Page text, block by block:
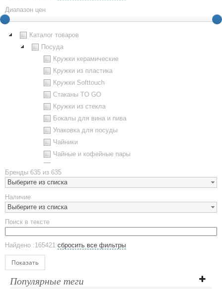
Диапазон цен
Каталог товаров
Посуда
Кружки керамические
Кружки из пластика
Кружки Softtouch
Стаканы TO GO
Кружки из стекла
Бокалы для вина и пива
Упаковка для посуды
Чайники
Чайные и кофейные пары
Наборы посуды
Предметы сервировки
Стаканы
Эко кружки
ЕВРОПОСУДА
Аксессуары
Ежедневники и блокноты
Датированные ежедневники
Бренды 635 из 635
Выберите из списка
Наличие
Выберите из списка
Поиск в тексте
Найдено :165421 сбросить все фильтры
Показать
Популярные теги